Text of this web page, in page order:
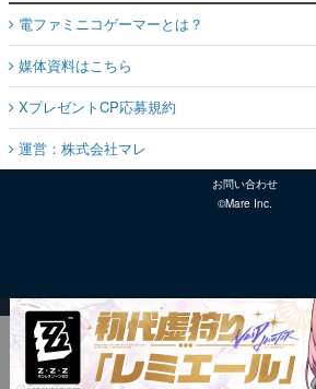
電ファミニコゲーマーとは？
媒体資料はこちら
XプレゼントCP応募規約
運営：株式会社マレ
お問い合わせ
©Mare Inc.